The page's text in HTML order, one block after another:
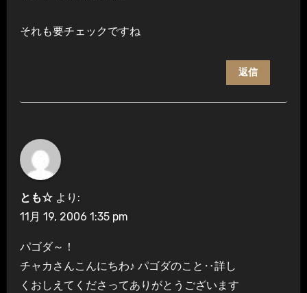
それも要チェックですね
返信
とも☆ より:
11月 19, 2006 1:35 pm
パゴダ～！
チャカさんこんにちわ♪ パゴダのこと‥詳し
くおしえてくださってありがとうございます